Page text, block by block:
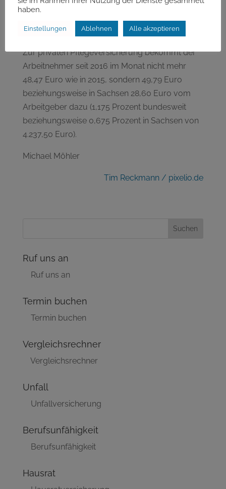
2015 von 4.125,00 Euro), 2016 sind es nun 309,34
Grenze in 2016 von 4.237,50 Euro).
Zur privaten Pflegeversicherung bekommt der
Arbeitnehmer seit 2016 im Monat nicht mehr
48,47 Euro wie in 2015, sondern 49,79 Euro
beziehungsweise in Sachsen 28,60 Euro vom
Arbeitgeber dazu (1,175 Prozent bundesweit
beziehungsweise 0,675 Prozent in Sachsen von
4.237,50 Euro).
Michael Möhler
Tim Reckmann / pixelio.de
Ruf uns an
Ruf uns an
Termin buchen
Termin buchen
Vergleichsrechner
Vergleichsrechner
Unfall
Unfallversicherung
Berufsunfähigkeit
Berufsunfähigkeit
Hausrat
haben.
Einstellungen Ablehnen Alle akzeptieren